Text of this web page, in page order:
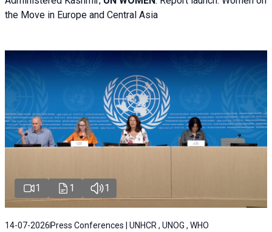
the Move in Europe and Central Asia
1 1 1
14-07-2026 Press Conferences | UNHCR , UNOG , WHO